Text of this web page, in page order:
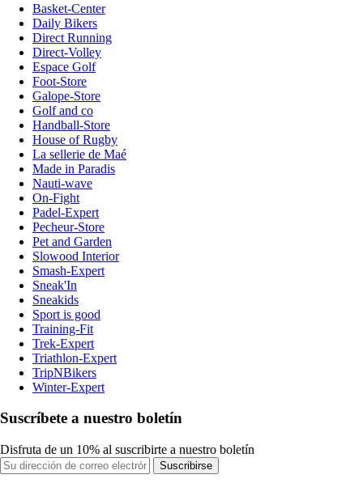
Basket-Center
Daily Bikers
Direct Running
Direct-Volley
Espace Golf
Foot-Store
Galope-Store
Golf and co
Handball-Store
House of Rugby
La sellerie de Maé
Made in Paradis
Nauti-wave
On-Fight
Padel-Expert
Pecheur-Store
Pet and Garden
Slowood Interior
Smash-Expert
Sneak'In
Sneakids
Sport is good
Training-Fit
Trek-Expert
Triathlon-Expert
TripNBikers
Winter-Expert
Suscríbete a nuestro boletín
Disfruta de un 10% al suscribirte a nuestro boletín
Suscribirse